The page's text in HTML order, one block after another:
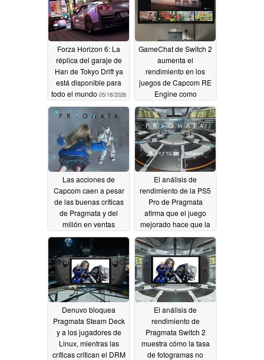
Forza Horizon 6: La
réplica del garaje de
Han de Tokyo Drift ya
está disponible para
todo el mundo 05/18/2026
GameChat de Switch 2
aumenta el
rendimiento en los
juegos de Capcom RE
Engine como
Pragmata05/11/2026
Las acciones de
Capcom caen a pesar
de las buenas críticas
de Pragmata y del
millón en ventas
04/23/2026
El análisis de
rendimiento de la PS5
Pro de Pragmata
afirma que el juego
mejorado hace que la
consola sea esencial
04/20/2026
Denuvo bloquea
Pragmata Steam Deck
y a los jugadores de
Linux, mientras las
críticas critican el DRM
El análisis de
rendimiento de
Pragmata Switch 2
muestra cómo la tasa
de fotogramas no